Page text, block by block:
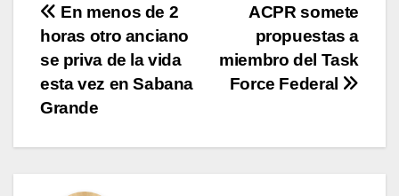
Navegación
de
entradas
ACPR somete
propuestas a
miembro del Task
Force Federal
En menos de 2
horas otro anciano
se priva de la vida
esta vez en Sabana
Grande